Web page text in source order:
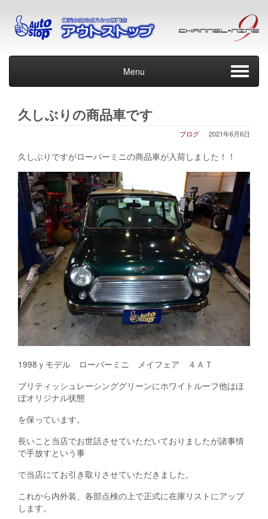
Menu
久しぶりの商品車です
2021年6月6日
ブログ
久しぶりですがローバーミニの商品車が入荷しました！！
1998ｙモデル ローバーミニ メイフェア ４ＡＴ
ブリティッシュレーシンググリーンにホワイトルーフ他はほ
ぼオリジナル状態
を保っています。
長いこと当店でお世話させていただいておりましたが諸事情
で手放すという事
で当店にてお引き取りさせていただきました。
これから内外装、各部点検の上で正式に在庫リストにアップ
します。